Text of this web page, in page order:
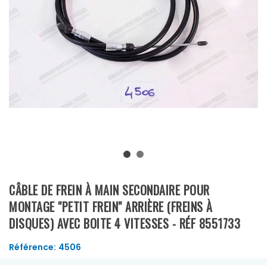
CÂBLE DE FREIN À MAIN SECONDAIRE POUR
MONTAGE "PETIT FREIN" ARRIÈRE (FREINS À
DISQUES) AVEC BOITE 4 VITESSES - RÉF 8551733
Référence: 4506